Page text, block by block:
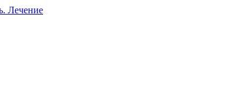
Лечение